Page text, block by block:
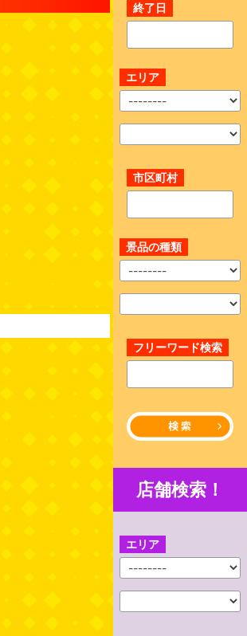
終了日
エリア
市区町村
景品の種類
フリーワード検索
店舗検索！
エリア